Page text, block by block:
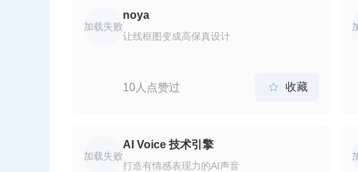
加载失败
noya
让线框图变成高保真设计
10人点赞过  收藏
加载失败
AI Voice 技术引擎
打造有情感表现力的AI声音